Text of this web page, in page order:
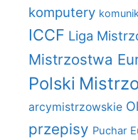
komputery
ICCF Liga
Mistrzostwa
Polski
arcymistrzowskie
przepisy Puchar